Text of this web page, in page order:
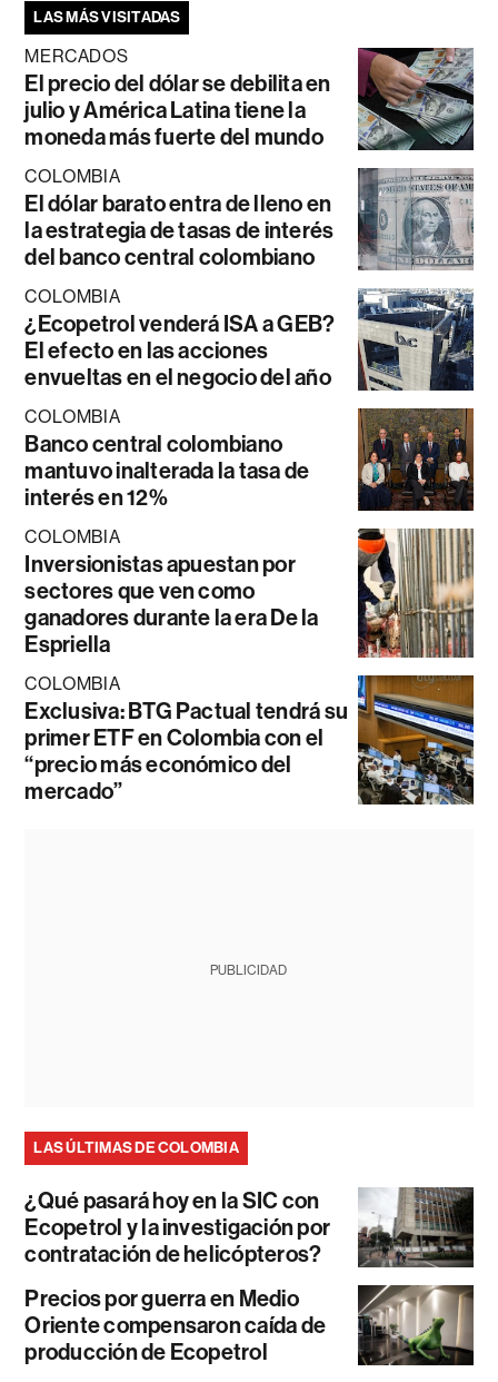
LAS MÁS VISITADAS
MERCADOS
El precio del dólar se debilita en
julio y América Latina tiene la
moneda más fuerte del mundo
COLOMBIA
El dólar barato entra de lleno en
la estrategia de tasas de interés
del banco central colombiano
COLOMBIA
¿Ecopetrol venderá ISA a GEB?
El efecto en las acciones
envueltas en el negocio del año
COLOMBIA
Banco central colombiano
mantuvo inalterada la tasa de
interés en 12%
COLOMBIA
Inversionistas apuestan por
sectores que ven como
ganadores durante la era De la
Espriella
COLOMBIA
Exclusiva: BTG Pactual tendrá su
primer ETF en Colombia con el
“precio más económico del
mercado”
PUBLICIDAD
LAS ÚLTIMAS DE COLOMBIA
¿Qué pasará hoy en la SIC con
Ecopetrol y la investigación por
contratación de helicópteros?
Precios por guerra en Medio
Oriente compensaron caída de
producción de Ecopetrol